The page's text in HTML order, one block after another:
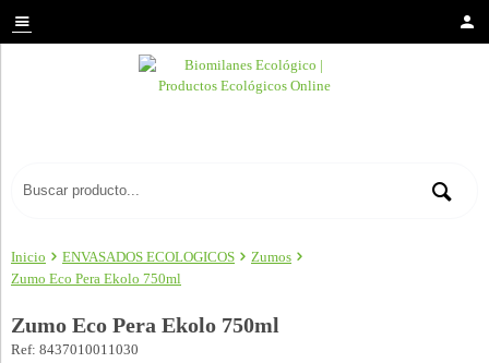
Inicio ENVASADOS ECOLOGICOS
Zumos
Zumo Eco Pera Ekolo 750ml
Zumo Eco Pera Ekolo 750ml
Ref: 8437010011030